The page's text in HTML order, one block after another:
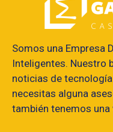
Somos una Empresa
Inteligentes. Nuestro
noticias de
necesitas alguna
también tenemos